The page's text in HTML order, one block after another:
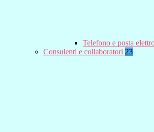
Telefono e posta
Consulenti e collaboratori 23